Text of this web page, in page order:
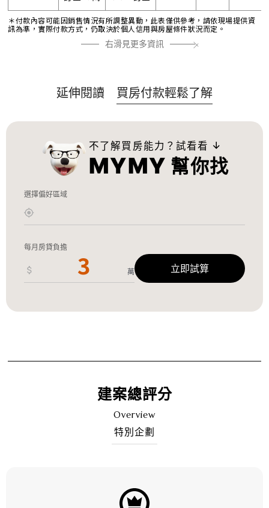
＊付款內容可能因銷售情況有所調整異動，此表僅供參考，請依現場提供資
訊為準，實際付款方式，仍取決於個人信用與房屋條件狀況而定。
右滑見更多資訊
延伸閱讀 買房付款輕鬆了解
不了解買房能力？試看看 →
MYMY 幫你找
選擇偏好區域
每月房貸負擔
萬 立即試算
建案總評分
Overview
特別企劃